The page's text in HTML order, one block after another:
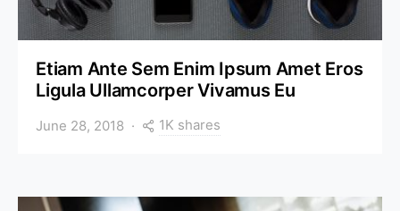
Etiam Ante Sem Enim Ipsum Amet Eros
Ligula Ullamcorper Vivamus Eu
June 28, 2018 1K shares